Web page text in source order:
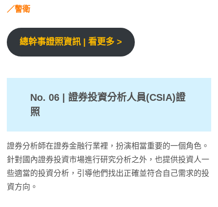
／警衛
總幹事證照資訊 | 看更多 >
No. 06 | 證券投資分析人員(CSIA)證
照
證券分析師在證券金融行業裡，扮演相當重要的一個角色。
針對國內證券投資市場進行研究分析之外，也提供投資人一
些適當的投資分析，引導他們找出正確並符合自己需求的投
資方向。